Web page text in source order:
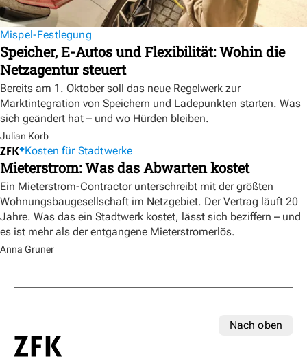
Mispel-Festlegung
Speicher, E-Autos und Flexibilität: Wohin die
Netzagentur steuert
Bereits am 1. Oktober soll das neue Regelwerk zur
Marktintegration von Speichern und Ladepunkten starten. Was
sich geändert hat – und wo Hürden bleiben.
Julian Korb
Kosten für Stadtwerke
Mieterstrom: Was das Abwarten kostet
Ein Mieterstrom-Contractor unterschreibt mit der größten
Wohnungsbaugesellschaft im Netzgebiet. Der Vertrag läuft 20
Jahre. Was das ein Stadtwerk kostet, lässt sich beziffern – und
es ist mehr als der entgangene Mieterstromerlös.
Anna Gruner
Nach oben